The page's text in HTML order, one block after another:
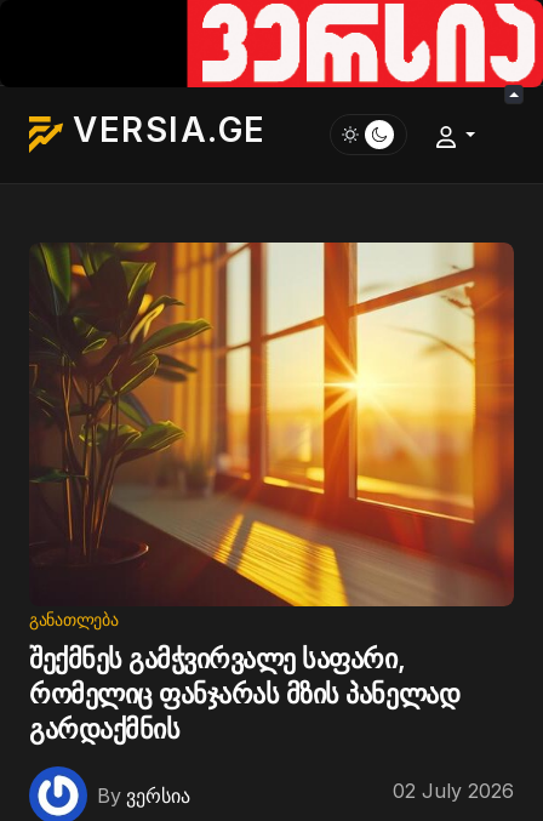
VERSIA.GE
ᲒᲐᲜᲐᲗᲚᲔᲑᲐ
შექმნეს გამჭვირვალე საფარი,
რომელიც ფანჯარას მზის პანელად
გარდაქმნის
By ვერსია 02 July 2026